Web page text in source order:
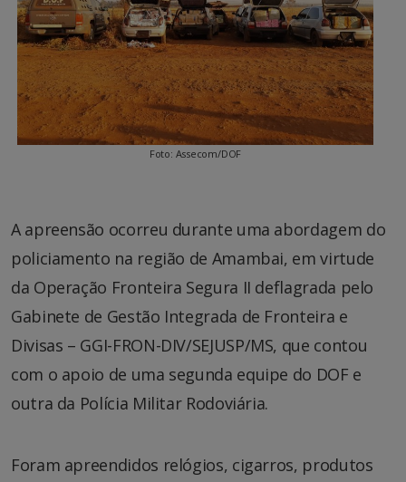
Foto: Assecom/DOF
A apreensão ocorreu durante uma abordagem do
policiamento na região de Amambai, em virtude
da Operação Fronteira Segura II deflagrada pelo
Gabinete de Gestão Integrada de Fronteira e
Divisas – GGI-FRON-DIV/SEJUSP/MS, que contou
com o apoio de uma segunda equipe do DOF e
outra da Polícia Militar Rodoviária.
Foram apreendidos relógios, cigarros, produtos